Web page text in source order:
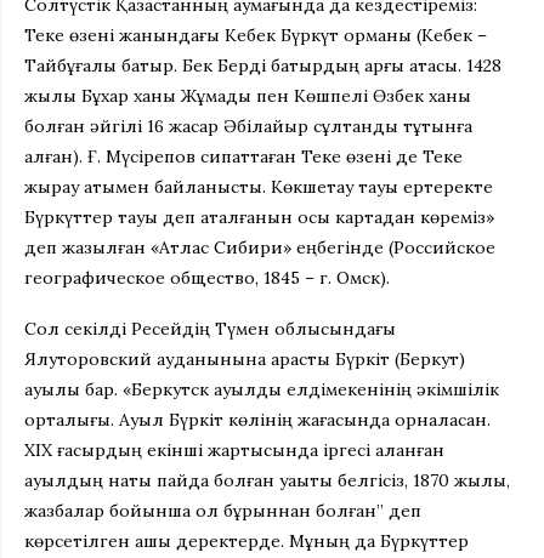
Солтүстік Қазақстанның аумағында да кездестіреміз:
Теке өзені жанындағы Кебек Бүркүт орманы (Кебек –
Тайбұғалық батыр. Бек Берді батырдың арғы атасы. 1428
жылы Бұхар ханы Жұмадық пен Көшпелі Өзбек ханы
болған әйгілі 16 жасар Әбілқайыр сұлтанды тұтқынға
алған). Ғ. Мүсірепов сипаттаған Теке өзені де Теке
жырау атымен байланысты. Көкшетау тауы ертеректе
Бүркүттер тауы деп аталғанын осы картадан көреміз»
деп жазылған «Атлас Сибири» еңбегінде (Российское
географическое общество, 1845 – г. Омск).
Сол секілді Ресейдің Түмен облысындағы
Ялуторовский ауданынына қарасты Бүркіт (Беркут)
ауылы бар. «Беркутск ауылдық елдімекенінің әкімшілік
орталығы. Ауыл Бүркіт көлінің жағасында орналасқан.
ХІХ ғасырдың екінші жартысында іргесі қаланған
ауылдың нақты пайда болған уақыты белгісіз, 1870 жылы,
жазбалар бойынша ол бұрыннан болған” деп
көрсетілген ашық деректерде. Мұның да Бүркүттер